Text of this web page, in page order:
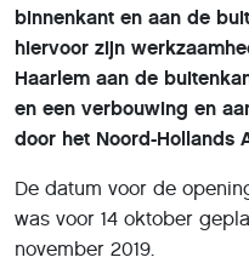
binnenkant en aan de
hiervoor zijn
Haarlem aan de
en een verbouwing en
door het Noord-Hollands
De datum voor de
was voor 14 oktober
november 2019.